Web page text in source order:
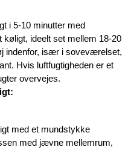
i 5-10 minutter med
ideelt set mellem 18-20
indenfor, især i soveværelset,
Hvis luftfugtigheden er et
overvejes.
med et mundstykke
med jævne mellemrum,